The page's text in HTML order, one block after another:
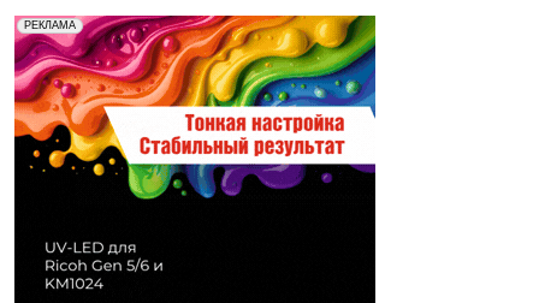
РЕКЛАМА
Реклама. Рекламодатель ООО "Передовые Системы
Печати" erid: 2SDnjd2d4Qz